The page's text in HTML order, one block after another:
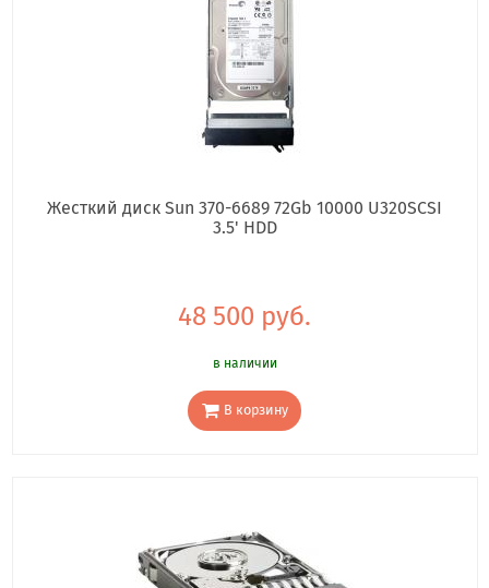
Жесткий диск Sun 370-6689 72Gb 10000 U320SCSI
3.5' HDD
48 500 руб.
в наличии
В корзину